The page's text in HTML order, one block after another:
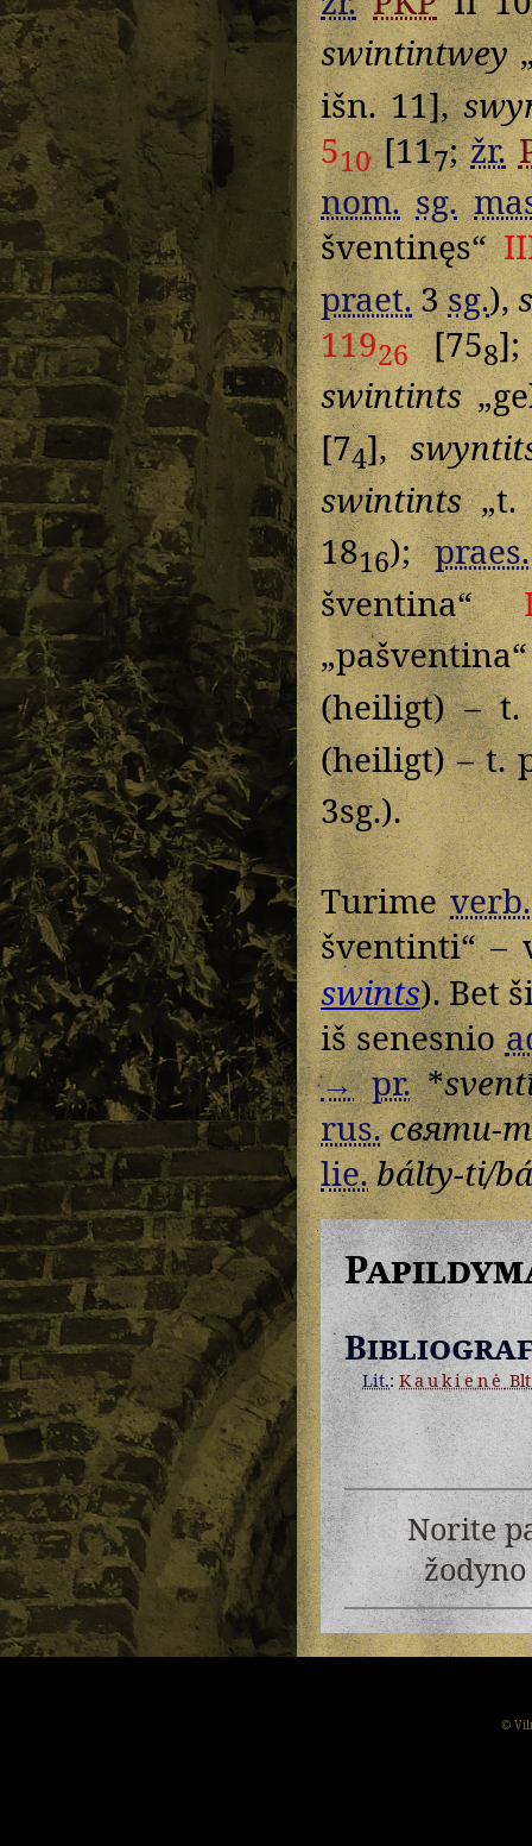
swintintwey
išn. 11],
510[117;žr.
nom. sg.
šventinęs“
praet.3sg.),
11926[758
swintints
[74],
swintints„t.
1816);praes.
šventina“
(heiligt) –
(heiligt) – t.
3sg.).
Turimeverb.
šventinti“
swints). Bet
iš senesnio
→ pr.*
rus.святи-
lie.bálty-ti/
Lit.:Kaukienė
Norite
©